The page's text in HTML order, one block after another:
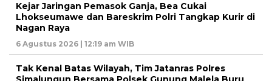
Kejar Jaringan Pemasok Ganja, Bea Cukai
Lhokseumawe dan Bareskrim Polri Tangkap Kurir di
Nagan Raya
6 Agustus 2026 | 12:19 am WIB
Tak Kenal Batas Wilayah, Tim Jatanras Polres